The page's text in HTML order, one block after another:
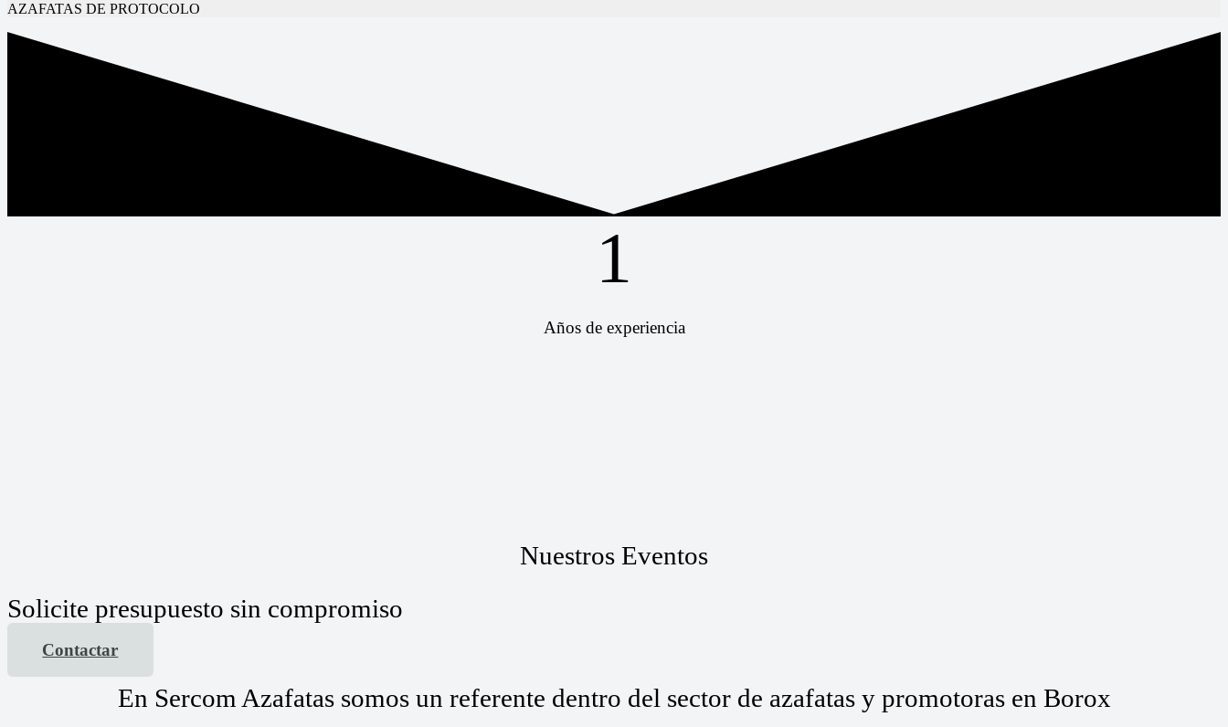
AZAFATAS DE PROTOCOLO
1
Años de experiencia
Nuestros Eventos
Solicite presupuesto sin compromiso
Contactar
En Sercom Azafatas somos un referente dentro del sector de azafatas y promotoras en Borox